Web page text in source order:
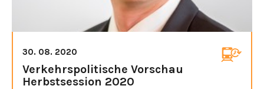
30. 08. 2020
Verkehrspolitische Vorschau
Herbstsession 2020